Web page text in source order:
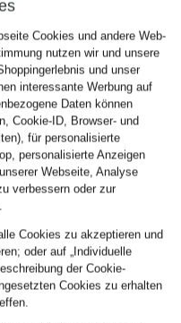
Cookies und andere Web-
nutzen wir und unsere
und unser
interessante Werbung auf
Daten können
Cookie-ID, Browser- und
für personalisierte
personalisierte Anzeigen
Webseite, Analyse
verbessern oder zur
Cookies zu akzeptieren und
oder auf „Individuelle
der Cookie-
Cookies zu erhalten